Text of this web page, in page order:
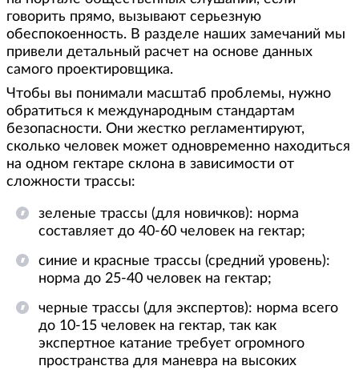
говорить прямо, вызывают серьезную
обеспокоенность. В разделе наших замечаний мы
привели детальный расчет на основе данных
самого проектировщика.
Чтобы вы понимали масштаб проблемы, нужно
обратиться к международным стандартам
безопасности. Они жестко регламентируют,
сколько человек может одновременно находиться
на одном гектаре склона в зависимости от
сложности трассы:
зеленые трассы (для новичков): норма
составляет до 40-60 человек на гектар;
синие и красные трассы (средний уровень):
норма до 25-40 человек на гектар;
черные трассы (для экспертов): норма всего
до 10-15 человек на гектар, так как
экспертное катание требует огромного
пространства для маневра на высоких